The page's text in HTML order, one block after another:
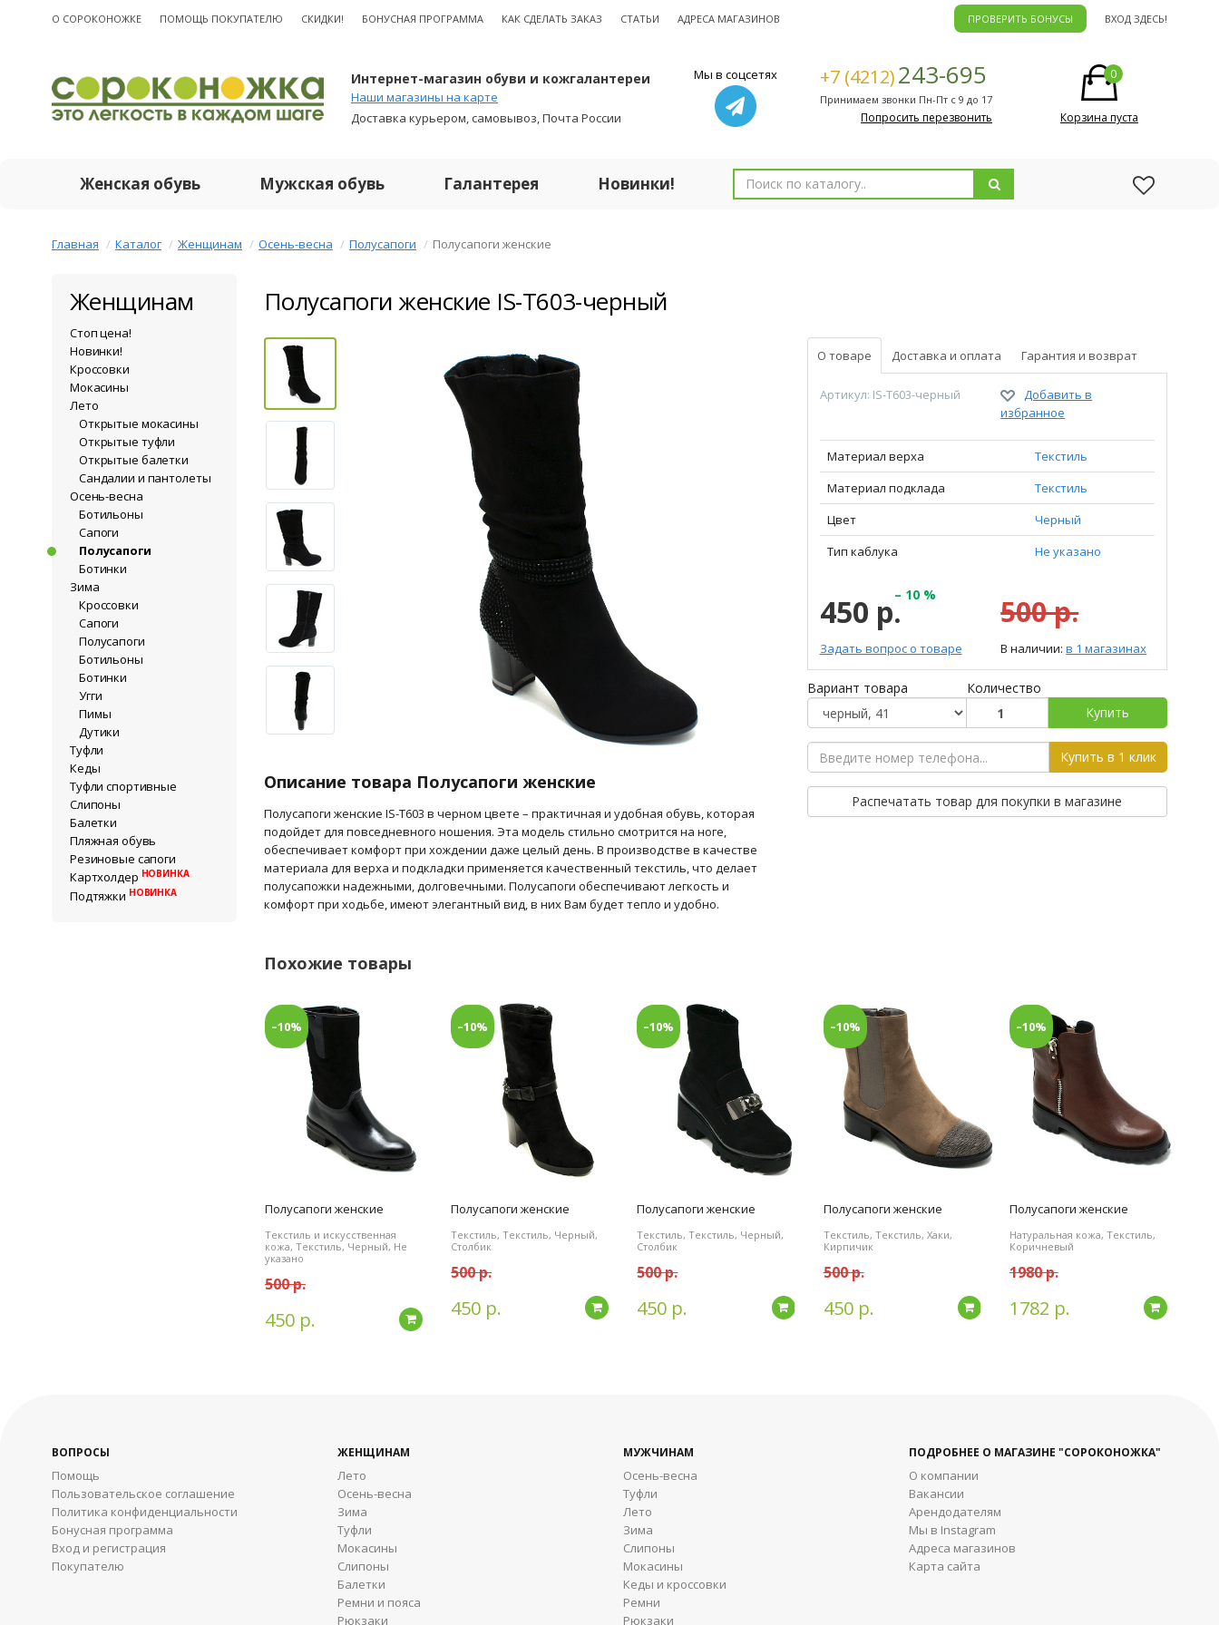
О CОРОКОНОЖКЕ ПОМОЩЬ ПОКУПАТЕЛЮ СКИДКИ! БОНУСНАЯ ПРОГРАММА КАК СДЕЛАТЬ ЗАКАЗ СТАТЬИ АДРЕСА МАГАЗИНОВ ПРОВЕРИТЬ БОНУСЫ ВХОД ЗДЕСЬ!
Интернет-магазин обуви и кожгалантереи
Наши магазины на карте
Доставка курьером, самовывоз, Почта России
Мы в соцсетях +7 (4212)243-695
Принимаем звонки Пн-Пт с 9 до 17
Попросить перезвонить
0
Корзина пуста
Женская обувь Мужская обувь Галантерея Новинки!
Главная Каталог Женщинам Осень-весна Полусапоги Полусапоги женские
Женщинам
Стоп цена!
Новинки!
Кроссовки
Мокасины
Лето
Открытые мокасины
Открытые туфли
Открытые балетки
Сандалии и пантолеты
Осень-весна
Ботильоны
Сапоги
Полусапоги
Ботинки
Зима
Кроссовки
Сапоги
Полусапоги
Ботильоны
Ботинки
Угги
Пимы
Дутики
Туфли
Кеды
Туфли спортивные
Слипоны
Балетки
Пляжная обувь
Резиновые сапоги
Картхолдер НОВИНКА
Подтяжки НОВИНКА
Полусапоги женские IS-T603-черный
Описание товара Полусапоги женские
Полусапоги женские IS-T603 в черном цвете – практичная и удобная обувь, которая
подойдет для повседневного ношения. Эта модель стильно смотрится на ноге,
обеспечивает комфорт при хождении даже целый день. В производстве в качестве
материала для верха и подкладки применяется качественный текстиль, что делает
полусапожки надежными, долговечными. Полусапоги обеспечивают легкость и
комфорт при ходьбе, имеют элегантный вид, в них Вам будет тепло и удобно.
О товаре Доставка и оплата Гарантия и возврат
Артикул: IS-T603-черный
Добавить в
избранное
Материал верха
Текстиль
Материал подклада
Текстиль
Цвет
Черный
Тип каблука
Не указано
450 р.– 10 %
Задать вопрос о товаре
500 р.
В наличии:в 1 магазинах
Вариант товара
Количество
Купить
Купить в 1 клик
Распечатать товар для покупки в магазине
Похожие товары
–10%
Полусапоги женские
Текстиль и искусственная
кожа, Текстиль, Черный, Не
указано
500 р.
450 р. Подробнее
–10%
Полусапоги женские
Текстиль, Текстиль, Черный,
Столбик
500 р.
450 р. Подробнее
–10%
Полусапоги женские
Текстиль, Текстиль, Черный,
Столбик
500 р.
450 р. Подробнее
–10%
Полусапоги женские
Текстиль, Текстиль, Хаки,
Кирпичик
500 р.
450 р. Подробнее
–10%
Полусапоги женские
Натуральная кожа, Текстиль,
Коричневый
1980 р.
1782 р.
ВОПРОСЫ
Помощь
Пользовательское соглашение
Политика конфиденциальности
Бонусная программа
Вход и регистрация
Покупателю
ЖЕНЩИНАМ
Лето
Осень-весна
Зима
Туфли
Мокасины
Слипоны
Балетки
Ремни и пояса
Рюкзаки
МУЖЧИНАМ
Осень-весна
Туфли
Лето
Зима
Cлипоны
Мокасины
Кеды и кроссовки
Ремни
Рюкзаки
ПОДРОБНЕЕ О МАГАЗИНЕ "СОРОКОНОЖКА"
О компании
Вакансии
Арендодателям
Мы в Instagram
Адреса магазинов
Карта сайта